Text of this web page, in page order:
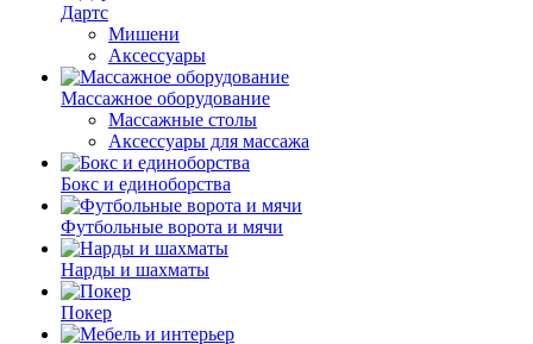
Дартс
Мишени
Аксессуары
Массажное оборудование
Массажные столы
Аксессуары для массажа
Бокс и единоборства
Футбольные ворота и мячи
Нарды и шахматы
Покер